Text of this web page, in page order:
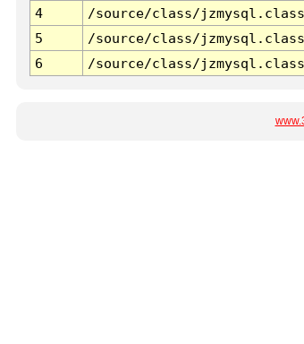
4
/source/class/
5
/source/class/
6
/source/class/